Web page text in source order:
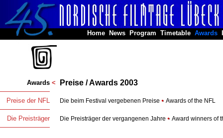
Home News Program Timetable Awards
Awards < Preise / Awards 2003
Preise der NFL Die beim Festival vergebenen Preise Awards of the NFL
Die Preisträger Die Preisträger der vergangenen Jahre Award winners of